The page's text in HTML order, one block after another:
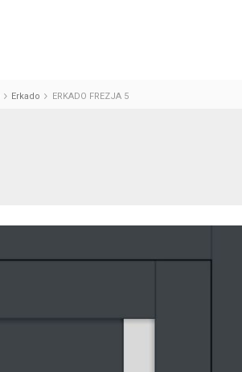
Erkado ERKADO FREZJA 5